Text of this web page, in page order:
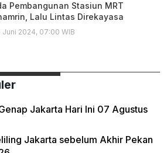
Pembangunan Stasiun MRT
Lalu Lintas Direkayasa
Juni 2024, 07:00 WIB
Jakarta Hari Ini 07 Agustus
Jakarta sebelum Akhir Pekan